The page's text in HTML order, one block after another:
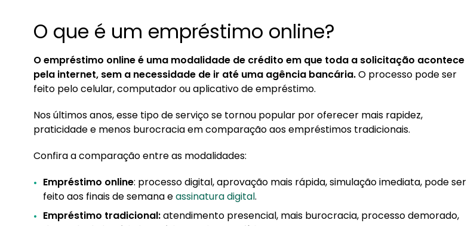
4. Consignado online para negativado
O que é um empréstimo online?
O empréstimo online é uma modalidade de crédito em que toda a solicitação acontece
pela internet, sem a necessidade de ir até uma agência bancária.O processo pode ser
feito pelo celular, computador ou aplicativo de empréstimo.
Nos últimos anos, esse tipo de serviço se tornou popular por oferecer mais rapidez,
praticidade e menos burocracia em comparação aos empréstimos tradicionais.
Confira a comparação entre as modalidades:
Empréstimo online: processo digital, aprovação mais rápida, simulação imediata, pode ser
feito aos finais de semana eassinatura digital.
Empréstimo tradicional:atendimento presencial, mais burocracia, processo demorado,